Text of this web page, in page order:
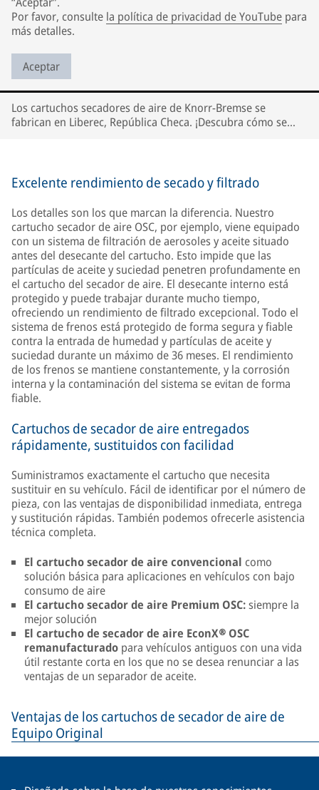
Por favor, consulte la política de privacidad de YouTube para
más detalles.
Aceptar
Los cartuchos secadores de aire de Knorr-Bremse se
fabrican en Liberec, República Checa. ¡Descubra cómo se
Excelente rendimiento de secado y filtrado
Los detalles son los que marcan la diferencia. Nuestro
cartucho secador de aire OSC, por ejemplo, viene equipado
con un sistema de filtración de aerosoles y aceite situado
antes del desecante del cartucho. Esto impide que las
partículas de aceite y suciedad penetren profundamente en
el cartucho del secador de aire. El desecante interno está
protegido y puede trabajar durante mucho tiempo,
ofreciendo un rendimiento de filtrado excepcional. Todo el
sistema de frenos está protegido de forma segura y fiable
contra la entrada de humedad y partículas de aceite y
suciedad durante un máximo de 36 meses. El rendimiento
de los frenos se mantiene constantemente, y la corrosión
interna y la contaminación del sistema se evitan de forma
fiable.
Cartuchos de secador de aire entregados
rápidamente, sustituidos con facilidad
Suministramos exactamente el cartucho que necesita
sustituir en su vehículo. Fácil de identificar por el número de
pieza, con las ventajas de disponibilidad inmediata, entrega
y sustitución rápidas. También podemos ofrecerle asistencia
técnica completa.
El cartucho secador de aire convencional como
solución básica para aplicaciones en vehículos con bajo
consumo de aire
El cartucho secador de aire Premium OSC:siempre la
mejor solución
El cartucho de secador de aire EconX® OSC
remanufacturado para vehículos antiguos con una vida
útil restante corta en los que no se desea renunciar a las
ventajas de un separador de aceite.
Ventajas de los cartuchos de secador de aire de
Equipo Original